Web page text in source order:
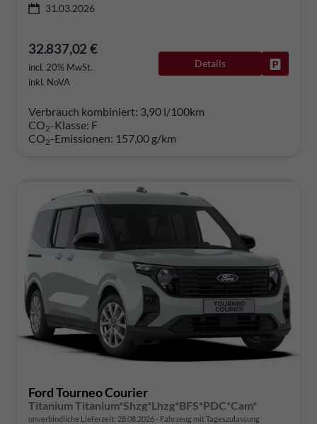
31.03.2026
32.837,02 €
incl. 20% MwSt.
inkl. NoVA
Details
Verbrauch kombiniert: 3,90 l/100km
CO2-Klasse: F
CO2-Emissionen: 157,00 g/km
Ford Tourneo Courier
Titanium Titanium*Shzg*Lhzg*BFS*PDC*Cam*
unverbindliche Lieferzeit: 28.08.2026 Fahrzeug mit Tageszulassung